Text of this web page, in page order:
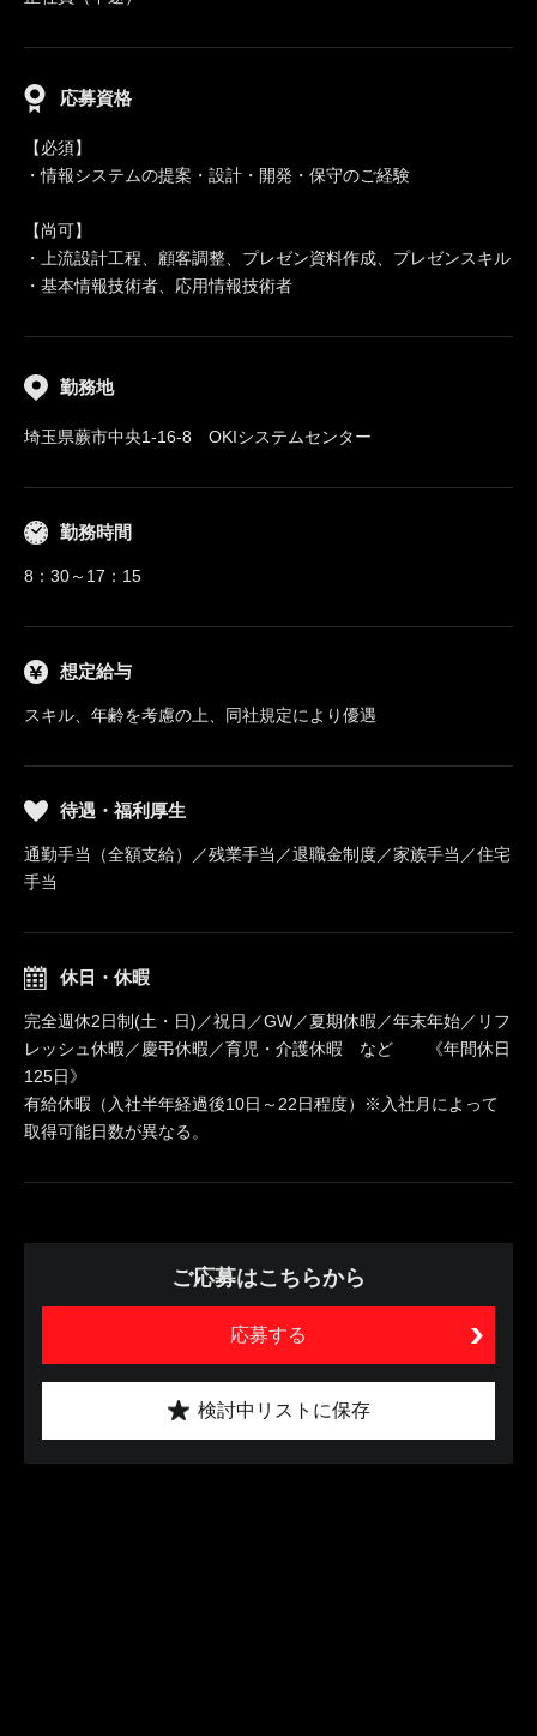
応募資格
【必須】
・情報システムの提案・設計・開発・保守のご経験
【尚可】
・上流設計工程、顧客調整、プレゼン資料作成、プレゼンスキル
・基本情報技術者、応用情報技術者
勤務地
埼玉県蕨市中央1-16-8 OKIシステムセンター
勤務時間
8：30～17：15
想定給与
スキル、年齢を考慮の上、同社規定により優遇
待遇・福利厚生
通勤手当（全額支給）／残業手当／退職金制度／家族手当／住宅
手当
休日・休暇
完全週休2日制(土・日)／祝日／GW／夏期休暇／年末年始／リフ
レッシュ休暇／慶弔休暇／育児・介護休暇 など 《年間休日
125日》
有給休暇（入社半年経過後10日～22日程度）※入社月によって
取得可能日数が異なる。
ご応募はこちらから
応募する
検討中リストに保存